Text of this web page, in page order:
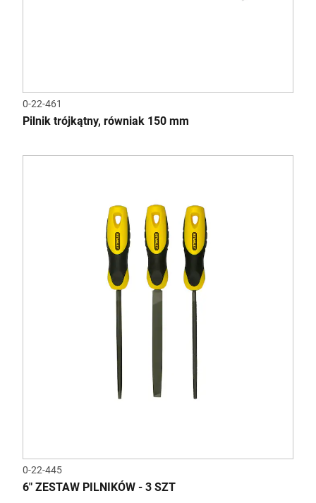
0-22-461
Pilnik trójkątny, równiak 150 mm
0-22-445
6" ZESTAW PILNIKÓW - 3 SZT